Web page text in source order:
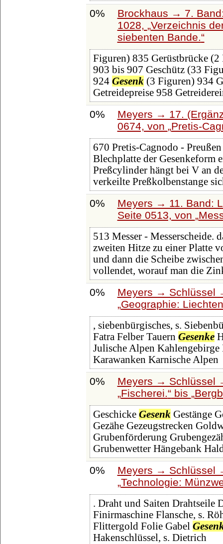
0%
Brockhaus → 7.
1028,
Verzeichnis
siebenten Bande.
Figuren) 835 Gerüstbrücke
903 bis 907 Geschütz (33
924 Gesenk(3 Figuren) 934
Getreidepreise 958
0%
Meyers → 17.
0674, von Pretis-
670 Pretis-Cagnodo -
Blechplatte der Gesenkeform
Preßcylinder hängt bei V an
verkeilte Preßkolbenstange
0%
Meyers → 11. Band:
Seite 0513, von
513 Messer - Messerscheide.
zweiten Hitze zu einer Platte
und dann die Scheibe
vollendet, worauf man die
0%
Meyers → Schlüssel
Geographie:
, siebenbürgisches, s.
Fatra Felber Tauern Gesenke
Julische Alpen
Karawanken Karnische Alpen
0%
Meyers → Schlüssel
Fischerei. bis
Geschicke GesenkGestänge
Gezähe Gezeugstrecken
Grubenförderung
Grubenwetter Hängebank
0%
Meyers → Schlüssel
Technologie:
. Draht und Saiten Drahtseile
Finirmaschine Flansche, s.
Flittergold Folie Gabel
Hakenschlüssel, s. Dietrich